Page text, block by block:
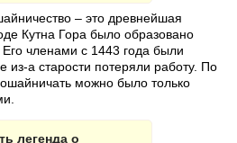
– это древнейшая
Кутна Гора было образовано
членами с 1443 года были
а старости потеряли работу. По
можно было только
легенда о